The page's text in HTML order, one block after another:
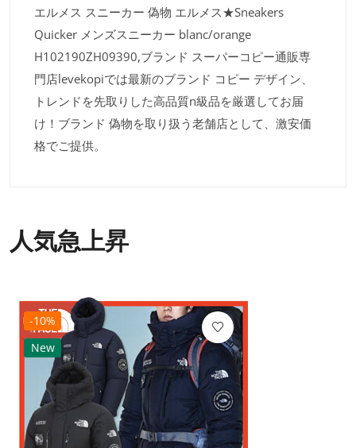
エルメス スニーカー 偽物 エルメス★Sneakers
Quicker メンズスニーカー blanc/orange
H102190ZH09390,ブランド スーパーコピー通販専
門店levekopiでは最新のブランド コピー デザイン、
トレンドを先取りした高品質n級品を厳選してお届
け！ブランド 偽物を取り扱う老舗店として、激安価
格でご提供。
人気急上昇
-10%
New